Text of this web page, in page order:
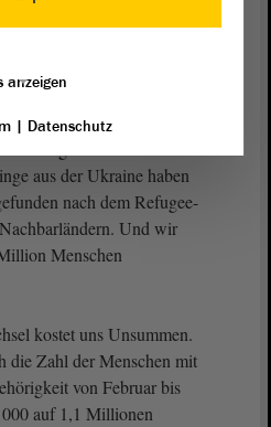
stelle ich fest, dass 2,8
der Ukraine Aufenthalt in
aus der Ukraine haben
nach dem Refugee-
Und wir
Menschen
kostet uns Unsummen.
die Zahl der Menschen mit
von Februar bis
auf 1,1 Millionen
anzeigen
| Datenschutz